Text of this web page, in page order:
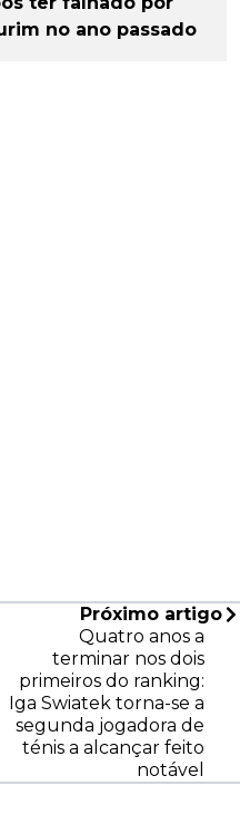
no ano passado
Próximo artigo
Quatro anos a
terminar nos dois
primeiros do ranking:
Iga Swiatek torna-se a
segunda jogadora de
ténis a alcançar feito
notável